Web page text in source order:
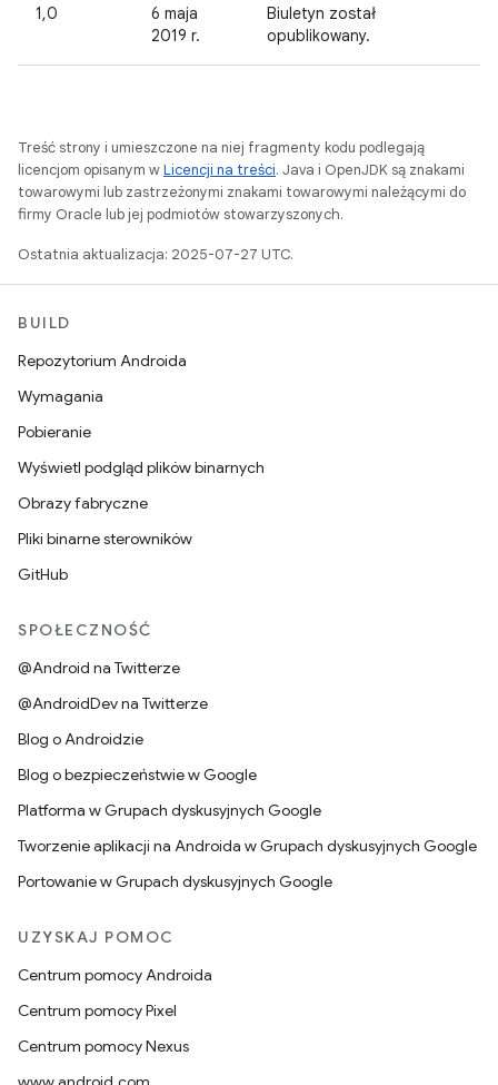
1,0
6 maja
2019 r.
Biuletyn został
opublikowany.
Treść strony i umieszczone na niej fragmenty kodu podlegają
licencjom opisanym wLicencji na treści. Java i OpenJDK są znakami
towarowymi lub zastrzeżonymi znakami towarowymi należącymi do
firmy Oracle lub jej podmiotów stowarzyszonych.
Ostatnia aktualizacja: 2025-07-27 UTC.
BUILD
Repozytorium Androida
Wymagania
Pobieranie
Wyświetl podgląd plików binarnych
Obrazy fabryczne
Pliki binarne sterowników
GitHub
SPOŁECZNOŚĆ
@Android na Twitterze
@AndroidDev na Twitterze
Blog o Androidzie
Blog o bezpieczeństwie w Google
Platforma w Grupach dyskusyjnych Google
Tworzenie aplikacji na Androida w Grupach dyskusyjnych Google
Portowanie w Grupach dyskusyjnych Google
UZYSKAJ POMOC
Centrum pomocy Androida
Centrum pomocy Pixel
Centrum pomocy Nexus